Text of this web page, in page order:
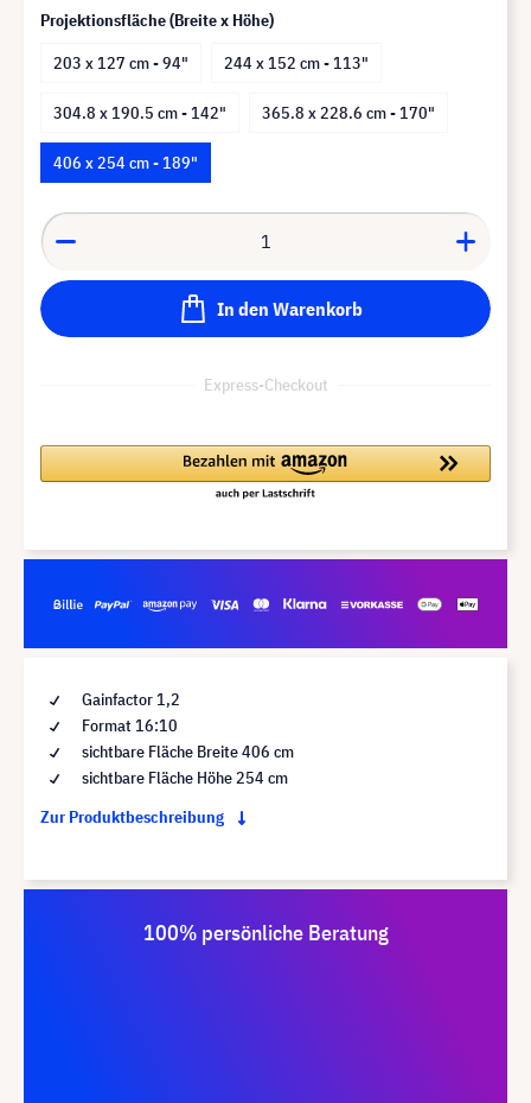
Projektionsfläche (Breite x Höhe)
203 x 127 cm - 94"
244 x 152 cm - 113"
304.8 x 190.5 cm - 142" 365.8 x 228.6 cm - 170"
406 x 254 cm - 189"
In den Warenkorb
Express-Checkout
Gainfactor 1,2
Format 16:10
sichtbare Fläche Breite 406 cm
sichtbare Fläche Höhe 254 cm
Zur Produktbeschreibung
100% persönliche Beratung